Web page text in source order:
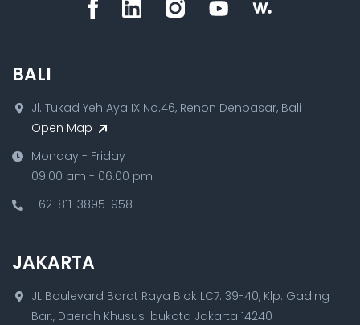
BALI
Jl. Tukad Yeh Aya IX No.46, Renon Denpasar, Bali
Open Map
Monday - Friday
09.00 am - 06.00 pm
+62-811-3895-958
JAKARTA
JL Boulevard Barat Raya Blok LC7. 39-40, Klp. Gading
Bar., Daerah Khusus Ibukota Jakarta 14240